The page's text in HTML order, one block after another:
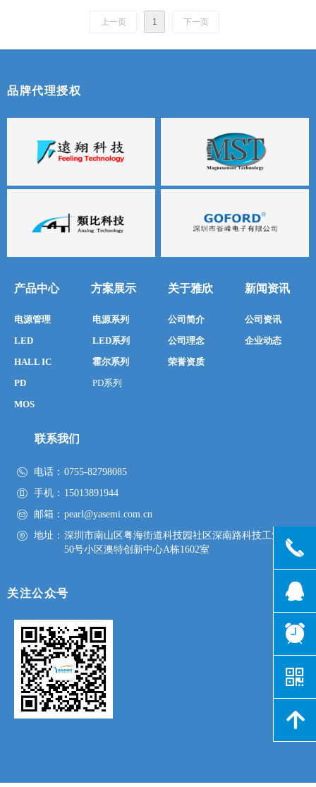
上一页 1 下一页
关注公众号
品牌代理授权
产品中心
电源管理
LED
HALL IC
PD
MOS
方案展示
电源系列
LED系列
霍尔系列
PD系列
关于雅欣
公司简介
公司理念
荣誉资质
新闻资讯
公司资讯
企业动态
联系我们
电话： 0755-82798085
手机： 15013891944
邮箱： pearl@yasemi.com.cn
地址： 深圳市南山区粤海街道科技园社区深南路科技工业园
50号小区澳特创新中心A栋1602室
끅
뀩
뀥
낃
녕